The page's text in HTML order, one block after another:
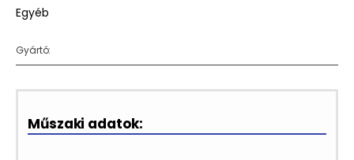
Egyéb
Gyártó:
Műszaki adatok: